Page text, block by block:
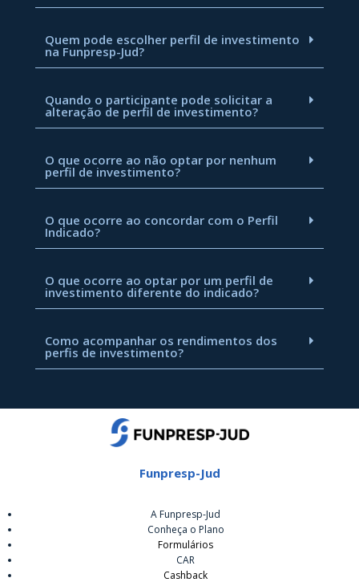
Quem pode escolher perfil de investimento
na Funpresp-Jud?
Quando o participante pode solicitar a
alteração de perfil de investimento?
O que ocorre ao não optar por nenhum
perfil de investimento?
O que ocorre ao concordar com o Perfil
Indicado?
O que ocorre ao optar por um perfil de
investimento diferente do indicado?
Como acompanhar os rendimentos dos
perfis de investimento?
Funpresp-Jud
A Funpresp-Jud
Conheça o Plano
Formulários
CAR
Cashback